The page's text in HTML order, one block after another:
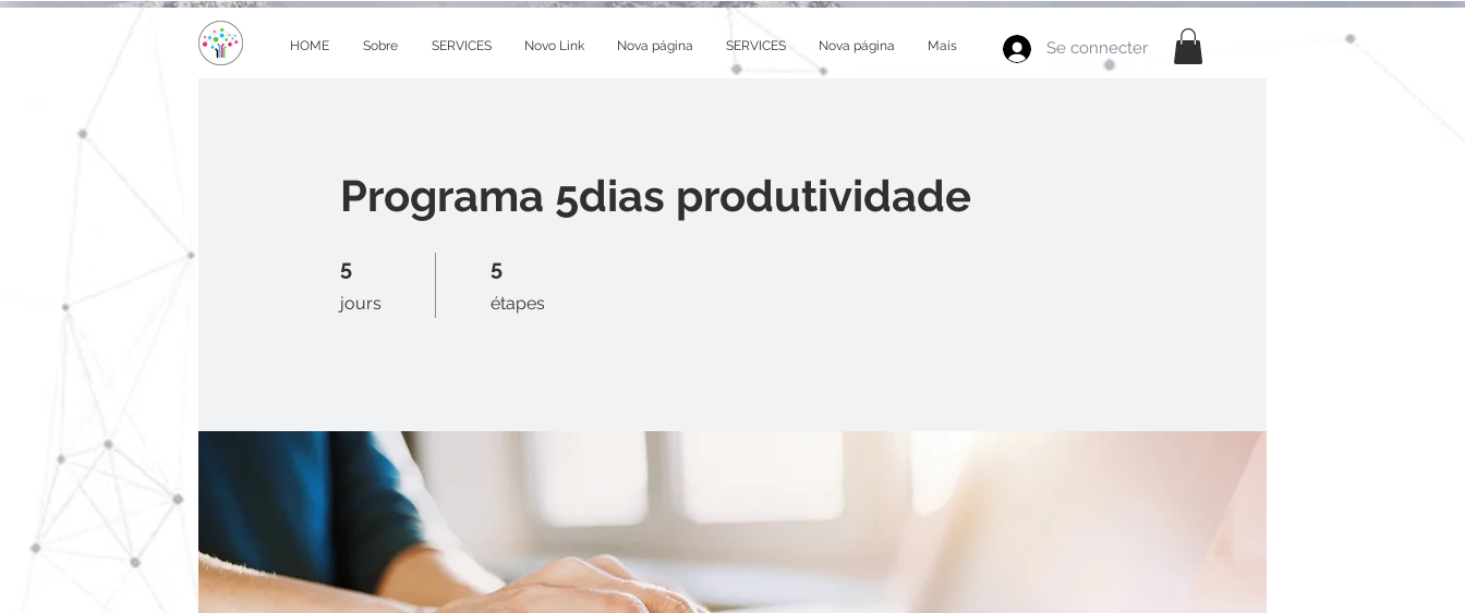
HOME Sobre SERVICES Novo Link Nova página SERVICES Nova página Mais Se connecter
Programa 5dias produtividade
5
jours
5
étapes